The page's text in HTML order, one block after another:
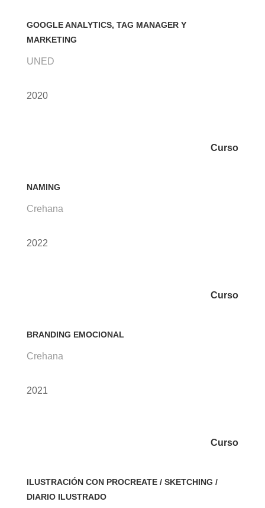
GOOGLE ANALYTICS, TAG MANAGER Y
MARKETING
UNED
2020
Curso
NAMING
Crehana
2022
Curso
BRANDING EMOCIONAL
Crehana
2021
Curso
ILUSTRACIÓN CON PROCREATE / SKETCHING /
DIARIO ILUSTRADO